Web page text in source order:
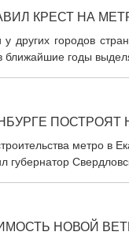
КРЕСТ НА
у других городов
ближайшие годы
ПОСТРОЯТ
метро в
губернатор
НОВОЙ